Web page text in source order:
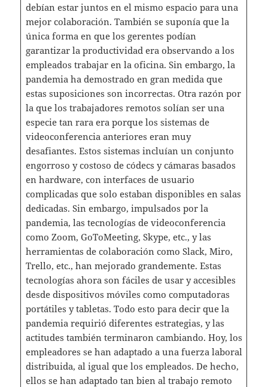
debían estar juntos en el mismo espacio para una
mejor colaboración. También se suponía que la
única forma en que los gerentes podían
garantizar la productividad era observando a los
empleados trabajar en la oficina. Sin embargo, la
pandemia ha demostrado en gran medida que
estas suposiciones son incorrectas. Otra razón por
la que los trabajadores remotos solían ser una
especie tan rara era porque los sistemas de
videoconferencia anteriores eran muy
desafiantes. Estos sistemas incluían un conjunto
engorroso y costoso de códecs y cámaras basados
en hardware, con interfaces de usuario
complicadas que solo estaban disponibles en salas
dedicadas. Sin embargo, impulsados por la
pandemia, las tecnologías de videoconferencia
como Zoom, GoToMeeting, Skype, etc., y las
herramientas de colaboración como Slack, Miro,
Trello, etc., han mejorado grandemente. Estas
tecnologías ahora son fáciles de usar y accesibles
desde dispositivos móviles como computadoras
portátiles y tabletas. Todo esto para decir que la
pandemia requirió diferentes estrategias, y las
actitudes también terminaron cambiando. Hoy, los
empleadores se han adaptado a una fuerza laboral
distribuida, al igual que los empleados. De hecho,
ellos se han adaptado tan bien al trabajo remoto